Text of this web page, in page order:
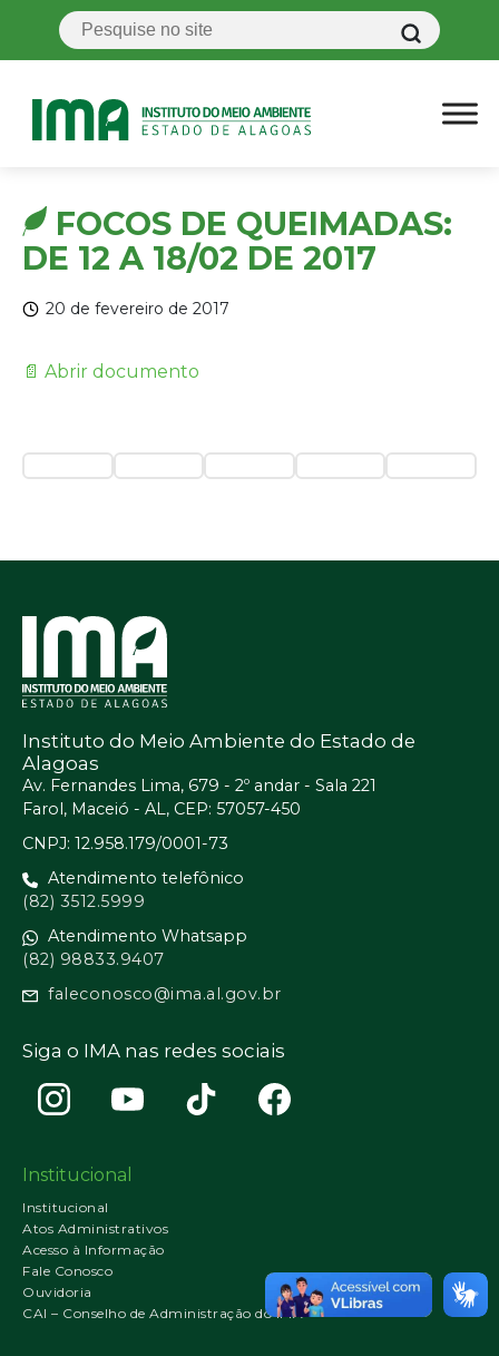
FOCOS DE QUEIMADAS:
DE 12 A 18/02 DE 2017
20 de fevereiro de 2017
📄 Abrir documento
Instituto do Meio Ambiente do Estado de
Alagoas
Av. Fernandes Lima, 679 - 2º andar - Sala 221
Farol, Maceió - AL, CEP: 57057-450
CNPJ: 12.958.179/0001-73
Atendimento telefônico
(82) 3512.5999
Atendimento Whatsapp
(82) 98833.9407
faleconosco@ima.al.gov.br
Siga o IMA nas redes sociais
Institucional
Institucional
Atos Administrativos
Acesso à Informação
Fale Conosco
Ouvidoria
CAI – Conselho de Administração do IMA